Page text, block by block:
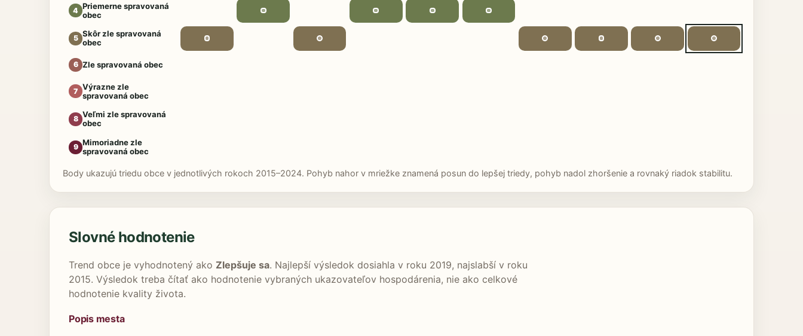
4 Priemerne spravovaná
obec
5 Skôr zle spravovaná
obec
6 Zle spravovaná obec
7 Výrazne zle
spravovaná obec
8 Veľmi zle spravovaná
obec
9 Mimoriadne zle
spravovaná obec
Body ukazujú triedu obce v jednotlivých rokoch 2015–2024. Pohyb nahor v mriežke znamená posun do lepšej triedy, pohyb nadol zhoršenie a rovnaký riadok stabilitu.
Slovné hodnotenie
Trend obce je vyhodnotený ako Zlepšuje sa. Najlepší výsledok dosiahla v roku 2019, najslabší v roku
2015. Výsledok treba čítať ako hodnotenie vybraných ukazovateľov hospodárenia, nie ako celkové
hodnotenie kvality života.
Popis mesta